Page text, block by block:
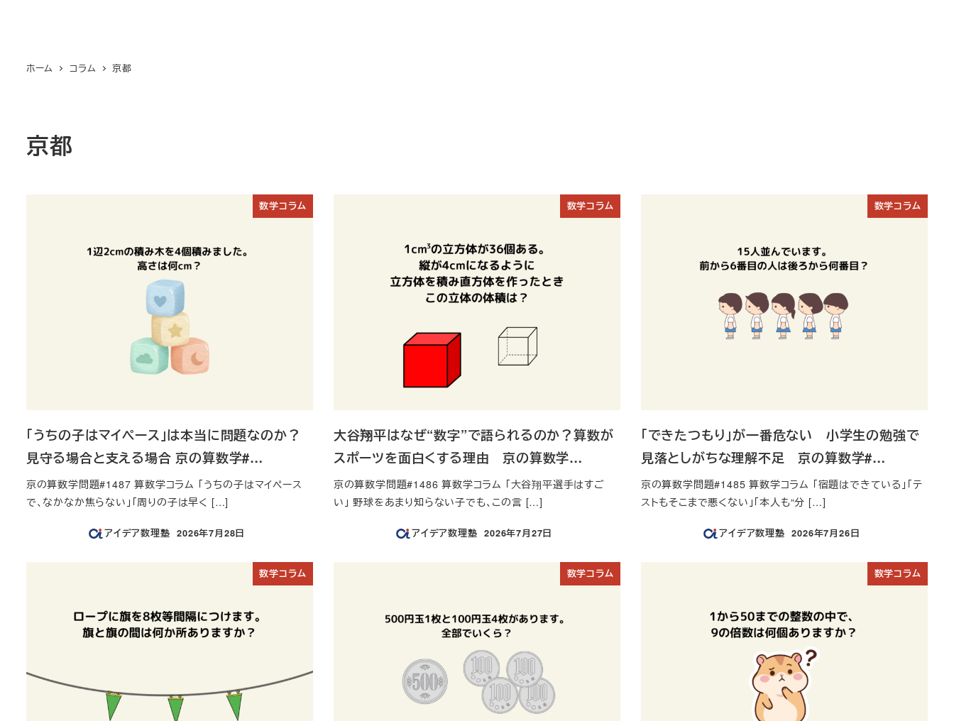
ホーム コラム 京都
京都
数学コラム
「うちの子はマイペース」は本当に問題なのか？
見守る場合と支える場合 京の算数学#…
京の算数学問題#1487 算数学コラム 「うちの子はマイペース
で、なかなか焦らない」「周りの子は早く […]
アイデア数理塾
投稿日
2026年7月28日
数学コラム
大谷翔平はなぜ“数字”で語られるのか？算数が
スポーツを面白くする理由 京の算数学…
京の算数学問題#1486 算数学コラム 「大谷翔平選手はすご
い」 野球をあまり知らない子でも、この言 […]
アイデア数理塾
投稿日
2026年7月27日
数学コラム
「できたつもり」が一番危ない 小学生の勉強で
見落としがちな理解不足 京の算数学#…
京の算数学問題#1485 算数学コラム 「宿題はできている」「テ
ストもそこまで悪くない」「本人も“分 […]
アイデア数理塾
投稿日
2026年7月26日
数学コラム 数学コラム 数学コラム